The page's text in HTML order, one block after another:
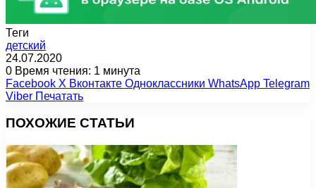
Теги
детский
24.07.2020
0 Время чтения: 1 минута
Facebook X Вконтакте Одноклассники WhatsApp Telegram
Viber Печатать
ПОХОЖИЕ СТАТЬИ